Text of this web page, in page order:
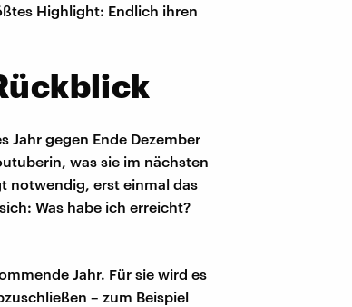
Highlight: Endlich ihren
Jahr gegen Ende Dezember
was sie im nächsten
notwendig, erst einmal das
Was habe ich erreicht?
Jahr. Für sie wird es
– zum Beispiel